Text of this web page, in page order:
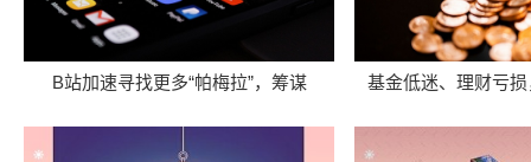
B站加速寻找更多“帕梅拉”，筹谋 基金低迷、理财亏